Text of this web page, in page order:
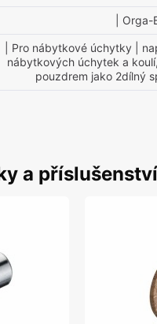
| Orga-
| Pro nábytkové úchytky |
nábytkových úchytek a
pouzdrem jako 2dílný
a příslušenství